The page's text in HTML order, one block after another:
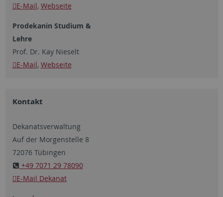
E-Mail, Webseite
Prodekanin Studium &
Lehre
Prof. Dr. Kay Nieselt
E-Mail, Webseite
Kontakt
Dekanatsverwaltung
Auf der Morgenstelle 8
72076 Tübingen
+49 7071 29 78090
E-Mail Dekanat